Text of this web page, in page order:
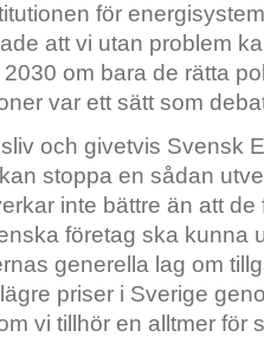
för
att vi utan problem
om bara de rätta
var ett sätt som
och givetvis Svensk
stoppa en sådan
inte bättre än att de
företag ska kunna
generella lag om
priser i Sverige
vi tillhör en alltmer för